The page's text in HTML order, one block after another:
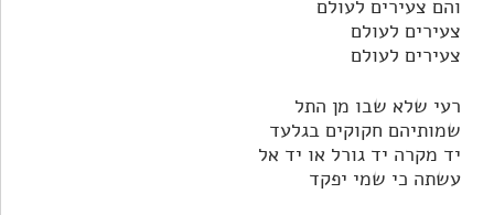
והם צעירים לעולם
צעירים לעולם
צעירים לעולם
רעי שלא שבו מן התל
שמותיהם חקוקים בגלעד
יד מקרה יד גורל או יד אל
עשתה כי שמי יפקד